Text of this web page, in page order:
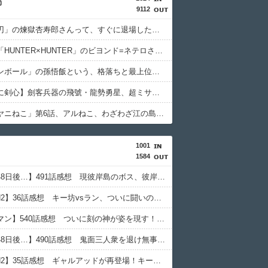
ラブライブまとめちゃんねる
ラブライブまとめちゃんねる
ジャンプ速報
GUNDAM.LOG
デジタルニューススレッド
【悲報】オタク男子の理想「ACが好きでスタバより牛丼屋に行きたがる女」、この銀河に1人も存在しないｗｗｗｗ わんこーる速報
ぷちそく！！
9112
「鬼滅の刃」の煉獄杏寿郎さんって、すぐに退場したのに何で人気あるの？？
【悲報】「HUNTER×HUNTER」のビヨンド=ネテロさん、何か思ってた奴と違う・・・
「ドラゴンボール」の孫悟飯という、格落ちと最上位返り咲きを繰り返すお兄ちゃん・・・
【るろうに剣心】劍客兵器の飛號・龍勢勇星、超ミサイル技術の持ち主なのに惜しい男を亡くした・・・
アニメ「ヤニねこ」第6話、アルねこ、わざわざ江の島まで行ってゲロを吐くｗｗｗｗ【感想】
1001
1584
【彼岸島48日後…】491話感想 現彼岸島のボス、彼岸王子が登場！
【TOUGH2】36話感想 キー坊vsラン、ついに闘いのゴングが鳴る！
【キン肉マン】540話感想 ついに刻の神が姿を現す！そしてピノという謎の女超人？も登場
【彼岸島48日後…】490話感想 鬼面三人衆を退け無事都外へ進出成功！給水車破壊作戦へ
【TOUGH2】35話感想 ギャルアッドが再登場！キー坊とスパーして試合のセコンドに！？